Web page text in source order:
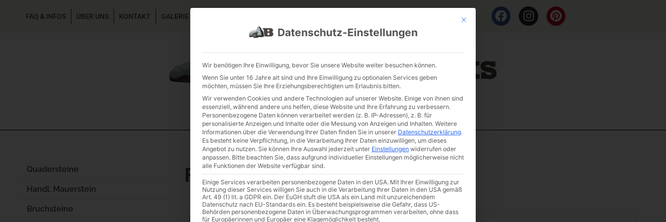
FAQ & INFOS ÜBER UNS KONTAKT GALERIE GARTENPROJEKTE
Quadersteine
Handl. Mauerstein
Bruchsteine
FAQ Bepflanzung
Bepflanzung
Mit diesem Button wird der Dialog geschlossen. Seine Funktionalität ist
Datenschutz-Einstellungen
Wir benötigen Ihre Einwilligung, bevor Sie unsere Website weiter besuchen können.
Wenn Sie unter 16 Jahre alt sind und Ihre Einwilligung zu optionalen Services geben
möchten, müssen Sie Ihre Erziehungsberechtigten um Erlaubnis bitten.
Wir verwenden Cookies und andere Technologien auf unserer Website. Einige von ihnen sind
essenziell, während andere uns helfen, diese Website und Ihre Erfahrung zu verbessern.
Personenbezogene Daten können verarbeitet werden (z. B. IP-Adressen), z. B. für
personalisierte Anzeigen und Inhalte oder die Messung von Anzeigen und Inhalten. Weitere
Informationen über die Verwendung Ihrer Daten finden Sie in unserer Datenschutzerklärung.
Es besteht keine Verpflichtung, in die Verarbeitung Ihrer Daten einzuwilligen, um dieses
Angebot zu nutzen. Sie können Ihre Auswahl jederzeit unter Einstellungen widerrufen oder
anpassen. Bitte beachten Sie, dass aufgrund individueller Einstellungen möglicherweise nicht
alle Funktionen der Website verfügbar sind.
Einige Services verarbeiten personenbezogene Daten in den USA. Mit Ihrer Einwilligung zur
Nutzung dieser Services willigen Sie auch in die Verarbeitung Ihrer Daten in den USA gemäß
Art. 49 (1) lit. a GDPR ein. Der EuGH stuft die USA als ein Land mit unzureichendem
Datenschutz nach EU-Standards ein. Es besteht beispielsweise die Gefahr, dass US-
Behörden personenbezogene Daten in Überwachungsprogrammen verarbeiten, ohne dass
für Europäerinnen und Europäer eine Klagemöglichkeit besteht.